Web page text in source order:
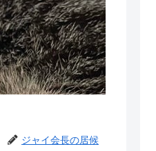
ジャイ会長の居候